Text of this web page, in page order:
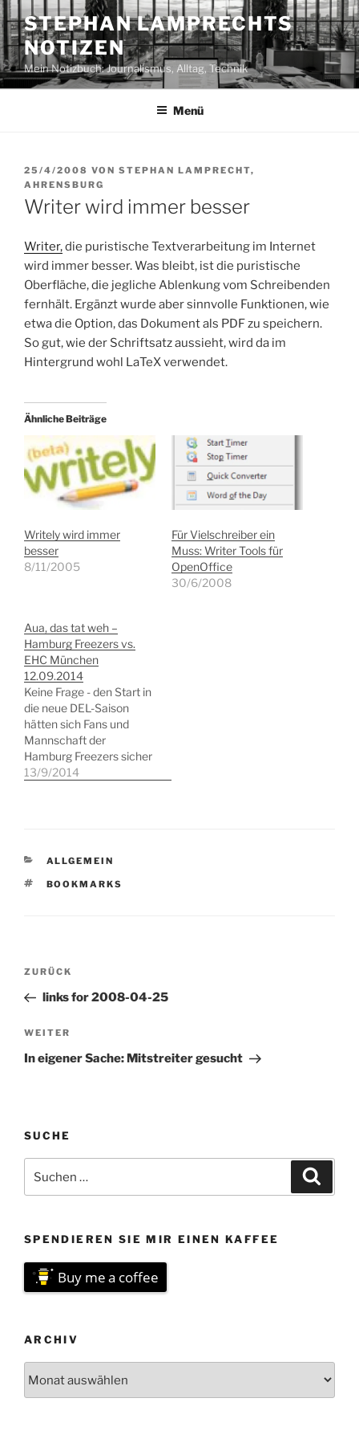
Zum
Inhalt
springen
STEPHAN LAMPRECHTS
NOTIZEN
Mein Notizbuch: Journalismus, Alltag, Technik
Menü
VERÖFFENTLICHT
AM
25/4/2008 VON STEPHAN LAMPRECHT,
AHRENSBURG
Writer wird immer besser
Writer,die puristische Textverarbeitung im Internet
wird immer besser. Was bleibt, ist die puristische
Oberfläche, die jegliche Ablenkung vom Schreibenden
fernhält. Ergänzt wurde aber sinnvolle Funktionen, wie
etwa die Option, das Dokument als PDF zu speichern.
So gut, wie der Schriftsatz aussieht, wird da im
Hintergrund wohl LaTeX verwendet.
Ähnliche Beiträge
Writely wird immer
besser
8/11/2005
Für Vielschreiber ein
Muss: Writer Tools für
OpenOffice
30/6/2008
Aua, das tat weh –
Hamburg Freezers vs.
EHC München
12.09.2014
Keine Frage - den Start in
die neue DEL-Saison
hätten sich Fans und
Mannschaft der
Hamburg Freezers sicher
anders vorgestellt. Über
sollte ein
werden. Vor dem Spiel
13/9/2014
KATEGORIEN
ALLGEMEIN
SCHLAGWÖRTER
BOOKMARKS
Beitragsnavigation
Vorheriger
Beitrag
ZURÜCK
links for 2008-04-25
Nächster
Beitrag
WEITER
In eigener Sache: Mitstreiter gesucht
SUCHE
nach:
SPENDIEREN SIE MIR EINEN KAFFEE
Buy me a coffee
ARCHIV